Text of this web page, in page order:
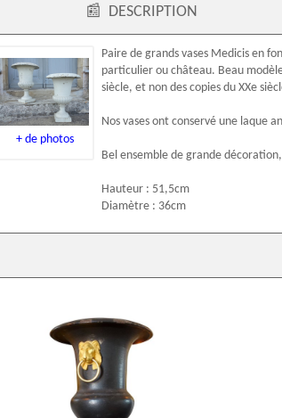
📰 DESCRIPTION
+ de photos
Paire de grands vases Medicis en
particulier ou château. Beau
siècle, et non des copies du XXe
Nos vases ont conservé une laque
Bel ensemble de grande
Hauteur : 51,5cm
Diamètre : 36cm
Rare vase en fonte de fer et bronze